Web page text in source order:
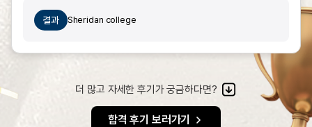
결과 Sheridan college
더 많고 자세한 후기가 궁금하다면?
합격 후기 보러가기